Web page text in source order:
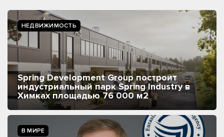
НЕДВИЖИМОСТЬ
Spring Development Group построит
индустриальный парк Spring Industry в
Химках площадью 76 000 м2
В МИРЕ